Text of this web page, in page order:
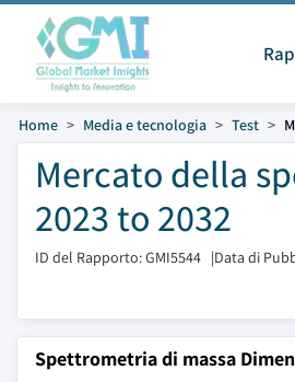
Home Media e tecnologia Test
Mercato della
2023 to 2032
ID del Rapporto: GMI5544 |Data di
Spettrometria di massa